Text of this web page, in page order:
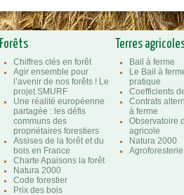
Forêts
Chiffres clés en forêt
Agir ensemble pour
l’avenir de nos forêts ! Le
projet SMURF
Une réalité européenne
partagée : les défis
communs des
propriétaires forestiers
Assises de la forêt et du
bois en France
Charte Apaisons la forêt
Natura 2000
Code forestier
Prix des bois
Terres
Bail à ferme
Le Bail à
pratique
Coefficients
Contrats
à ferme
Observatoire
agricole
Natura 2000